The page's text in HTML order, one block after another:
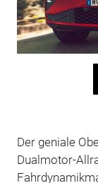
Der geniale
Dualmotor-